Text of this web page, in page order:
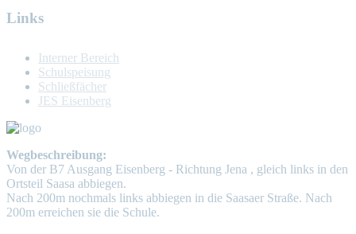
Links
Interner Bereich
Schulspeisung
Schließfächer
JES Eisenberg
Wegbeschreibung:
Von der B7 Ausgang Eisenberg - Richtung Jena , gleich links in den
Ortsteil Saasa abbiegen.
Nach 200m nochmals links abbiegen in die Saasaer Straße. Nach
200m erreichen sie die Schule.